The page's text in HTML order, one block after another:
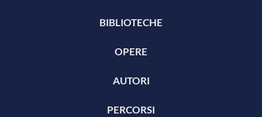
BIBLIOTECHE
OPERE
AUTORI
PERCORSI